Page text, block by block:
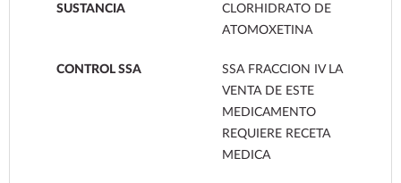
SUSTANCIA
CLORHIDRATO DE
ATOMOXETINA
CONTROL SSA
SSA FRACCION IV LA
VENTA DE ESTE
MEDICAMENTO
REQUIERE RECETA
MEDICA